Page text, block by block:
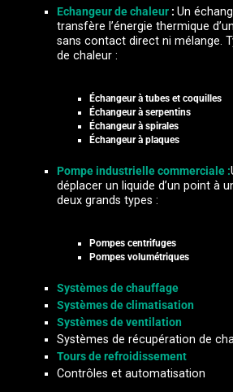
Echangeur de chaleur : Un
transfère l’énergie thermique
sans contact direct ni mélange.
de chaleur :
Échangeur à tubes et coquilles
Échangeur à serpentins
Échangeur à spirales
Échangeur à plaques
Pompe industrielle commerciale :
déplacer un liquide d’un point à
deux grands types :
Pompes centrifuges
Pompes volumétriques
Systèmes de chauffage
Systèmes de climatisation
Systèmes de ventilation
Systèmes de récupération de
Tours de refroidissement
Contrôles et automatisation